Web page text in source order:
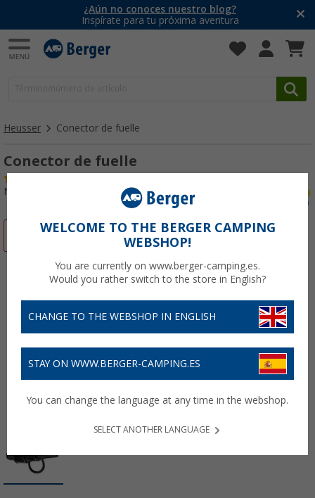
¿Aún no conoces nuestro blog?
Inspírate para tu próxima aventura
Heusser Conector de fuelle
Conector de fuelle
Nº de artículo 830460
-66%
WELCOME TO THE BERGER CAMPING
WEBSHOP!
You are currently on www.berger-camping.es.
Would you rather switch to the store in English?
CHANGE TO THE WEBSHOP IN ENGLISH
STAY ON WWW.BERGER-CAMPING.ES
You can change the language at any time in the webshop.
SELECT ANOTHER LANGUAGE